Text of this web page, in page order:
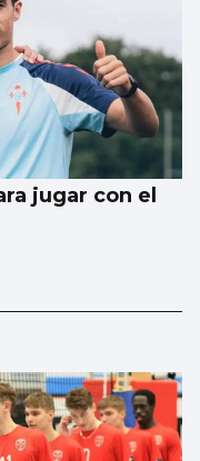
jugar con el